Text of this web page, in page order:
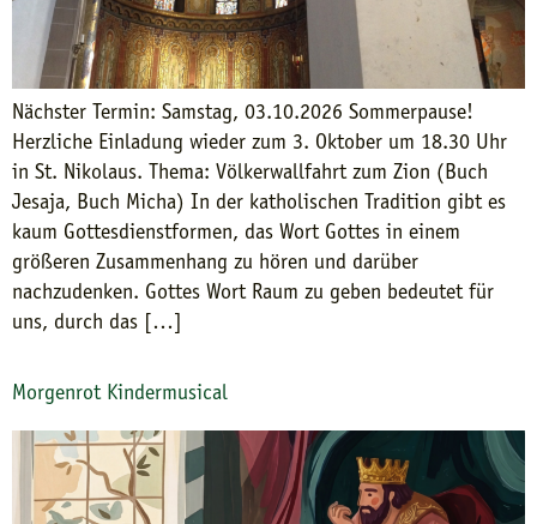
Nächster Termin: Samstag, 03.10.2026 Sommerpause!
Herzliche Einladung wieder zum 3. Oktober um 18.30 Uhr
in St. Nikolaus. Thema: Völkerwallfahrt zum Zion (Buch
Jesaja, Buch Micha) In der katholischen Tradition gibt es
kaum Gottesdienstformen, das Wort Gottes in einem
größeren Zusammenhang zu hören und darüber
nachzudenken. Gottes Wort Raum zu geben bedeutet für
uns, durch das […]
Morgenrot Kindermusical